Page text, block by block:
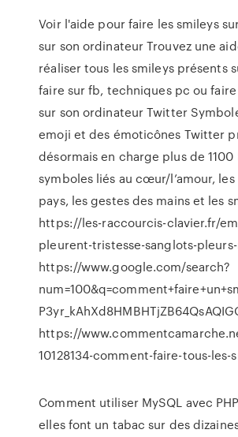
Voir l'aide pour faire les smileys
sur son ordinateur Trouvez une
réaliser tous les smileys présents
faire sur fb, techniques pc ou
sur son ordinateur Twitter
emoji et des émoticônes Twitter
désormais en charge plus de 1100
symboles liés au cœur/l’amour,
pays, les gestes des mains et les
https://les-raccourcis-clavier.fr/
pleurent-tristesse-sanglots-
https://www.google.com/search?
https://
10128134-comment-faire-tous-les-
Comment utiliser MySQL avec
elles font un tabac sur des